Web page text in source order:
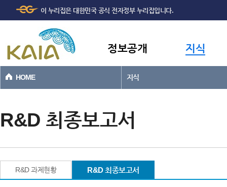
본문바로가기
이 누리집은 대한민국 공식 전자정부 누리집입니다.
정보공개 지식
HOME 지식
R&D 최종보고서
R&D 과제현황 R&D 최종보고서